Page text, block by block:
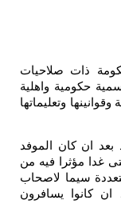
ذات صلاحيات
حكومية واهلية
وتعليماتها
بعد ان كان الموفد
غدا مؤثرا فيه من
سيما لاصحاب
ان كانوا يسافرون